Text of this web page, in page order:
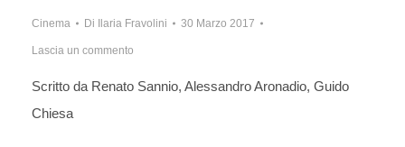
Cinema Di Ilaria Fravolini 30 Marzo 2017
Lascia un commento
Scritto da Renato Sannio, Alessandro Aronadio, Guido
Chiesa